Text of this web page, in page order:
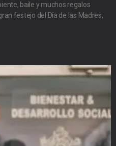
baile y muchos regalos
festejo del Día de las Madres,